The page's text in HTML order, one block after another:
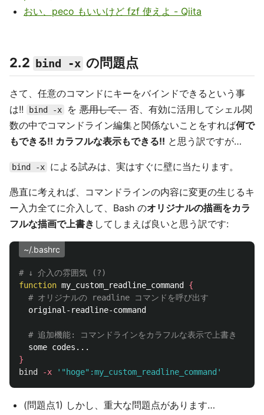
おい、peco もいいけど fzf 使えよ - Qiita
2.2 bind -x の問題点
さて、任意のコマンドにキーをバインドできるという事
は!!
bind -x を 悪用して、 否、有効に活用してシェル関
数の中でコマンドライン編集と関係ないことをすれば何で
もできる!! カラフルな表示もできる!! と思う訳ですが…
bind -x による試みは、実はすぐに壁に当たります。
愚直に考えれば、コマンドラインの内容に変更の生じるキ
ー入力全てに介入して、Bash のオリジナルの描画をカラ
フルな描画で上書き してしまえば良いと思う訳です:
~/.bashrc
# ↓ 介入の雰囲気 (?)
function my_custom_readline_command {
# オリジナルの readline コマンドを呼び出す
  original-readline-command
# 追加機能: コマンドラインをカラフルな表示で上書き
}
bind
-x '"hoge":my_custom_readline_command'
(問題点1) しかし、重大な問題点があります…